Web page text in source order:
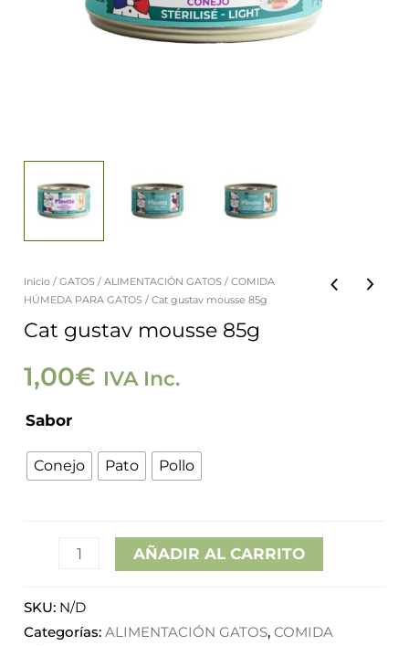
Inicio /GATOS /ALIMENTACIÓN GATOS /COMIDA
HÚMEDA PARA GATOS / Cat gustav mousse 85g
Cat gustav mousse 85g
1,00€ IVA Inc.
Sabor
Conejo Pato Pollo
Cat
mousse
85g
AÑADIR AL CARRITO
SKU: N/D
Categorías:ALIMENTACIÓN GATOS,COMIDA